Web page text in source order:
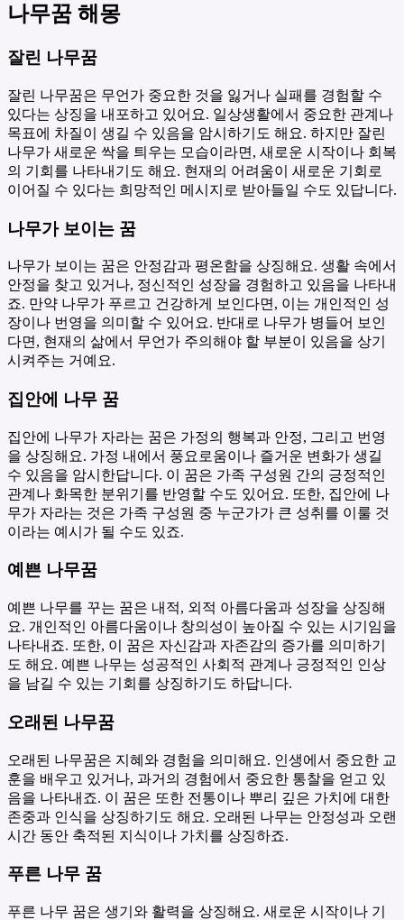
나무꿈 해몽
잘린 나무꿈
잘린 나무꿈은 무언가 중요한 것을 잃거나 실패를 경험할 수
있다는 상징을 내포하고 있어요. 일상생활에서 중요한 관계나
목표에 차질이 생길 수 있음을 암시하기도 해요. 하지만 잘린
나무가 새로운 싹을 틔우는 모습이라면, 새로운 시작이나 회복
의 기회를 나타내기도 해요. 현재의 어려움이 새로운 기회로
이어질 수 있다는 희망적인 메시지로 받아들일 수도 있답니다.
나무가 보이는 꿈
나무가 보이는 꿈은 안정감과 평온함을 상징해요. 생활 속에서
안정을 찾고 있거나, 정신적인 성장을 경험하고 있음을 나타내
죠. 만약 나무가 푸르고 건강하게 보인다면, 이는 개인적인 성
장이나 번영을 의미할 수 있어요. 반대로 나무가 병들어 보인
다면, 현재의 삶에서 무언가 주의해야 할 부분이 있음을 상기
시켜주는 거예요.
집안에 나무 꿈
집안에 나무가 자라는 꿈은 가정의 행복과 안정, 그리고 번영
을 상징해요. 가정 내에서 풍요로움이나 즐거운 변화가 생길
수 있음을 암시한답니다. 이 꿈은 가족 구성원 간의 긍정적인
관계나 화목한 분위기를 반영할 수도 있어요. 또한, 집안에 나
무가 자라는 것은 가족 구성원 중 누군가가 큰 성취를 이룰 것
이라는 예시가 될 수도 있죠.
예쁜 나무꿈
예쁜 나무를 꾸는 꿈은 내적, 외적 아름다움과 성장을 상징해
요. 개인적인 아름다움이나 창의성이 높아질 수 있는 시기임을
나타내죠. 또한, 이 꿈은 자신감과 자존감의 증가를 의미하기
도 해요. 예쁜 나무는 성공적인 사회적 관계나 긍정적인 인상
을 남길 수 있는 기회를 상징하기도 하답니다.
오래된 나무꿈
오래된 나무꿈은 지혜와 경험을 의미해요. 인생에서 중요한 교
훈을 배우고 있거나, 과거의 경험에서 중요한 통찰을 얻고 있
음을 나타내죠. 이 꿈은 또한 전통이나 뿌리 깊은 가치에 대한
존중과 인식을 상징하기도 해요. 오래된 나무는 안정성과 오랜
시간 동안 축적된 지식이나 가치를 상징하죠.
푸른 나무 꿈
푸른 나무 꿈은 생기와 활력을 상징해요. 새로운 시작이나 기